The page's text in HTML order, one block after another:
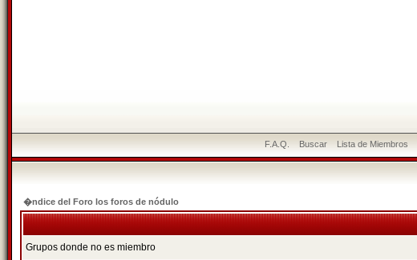
F.A.Q. Buscar Lista de Miembros
�ndice del Foro los foros de nódulo
Grupos donde no es miembro